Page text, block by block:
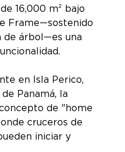
16,000 m² bajo
Frame—sostenido
de árbol—es una
en Isla Perico,
Panamá, la
de "home
cruceros de
iniciar y